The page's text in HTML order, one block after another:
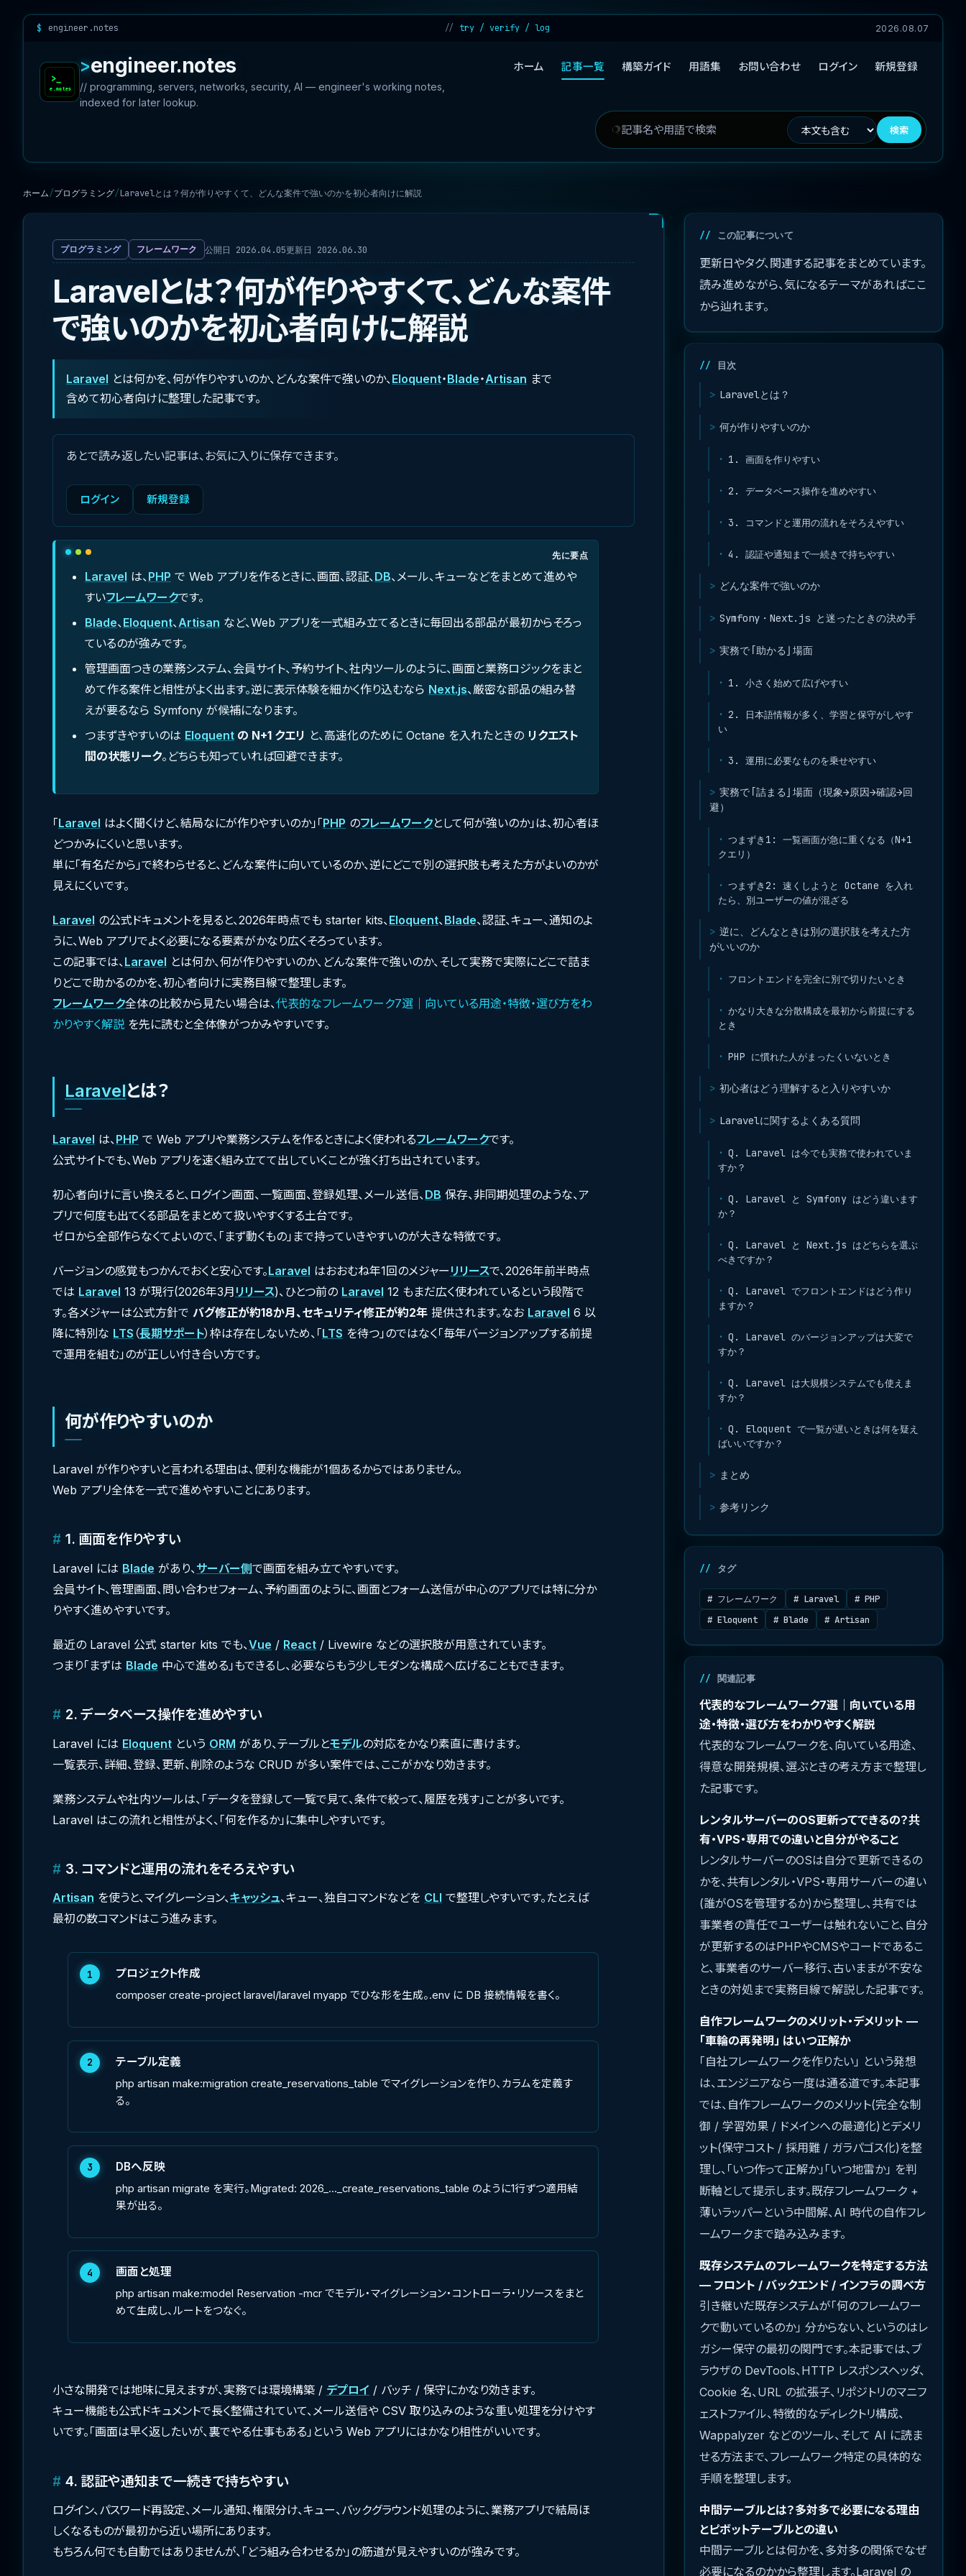
engineer.notes try / verify / log 2026.08.07
engineer.notes
// programming, servers, networks, security, AI — engineer's working notes,
indexed for later lookup.
ホーム 記事一覧 構築ガイド 用語集 お問い合わせ ログイン 新規登録
記
索
検
検索
ホーム プログラミング Laravelとは？何が作りやすくて、どんな案件で強いのかを初心者向けに解説
プログラミング フレームワーク 公開日 2026.04.05更新日 2026.06.30
Laravelとは？何が作りやすくて、どんな案件
で強いのかを初心者向けに解説
Laravel とは何かを、何が作りやすいのか、どんな案件で強いのか、Eloquent・Blade・Artisan まで
含めて初心者向けに整理した記事です。
あとで読み返したい記事は、お気に入りに保存できます。
ログイン 新規登録
先に要点
Laravel は、PHP で Web アプリを作るときに、画面、認証、DB、メール、キューなどをまとめて進めや
すいフレームワークです。
Blade、Eloquent、Artisan など、Web アプリを一式組み立てるときに毎回出る部品が最初からそろっ
ているのが強みです。
管理画面つきの業務システム、会員サイト、予約サイト、社内ツールのように、画面と業務ロジックをまと
めて作る案件と相性がよく出ます。逆に表示体験を細かく作り込むなら Next.js、厳密な部品の組み替
えが要るなら Symfony が候補になります。
つまずきやすいのは Eloquentの N+1 クエリ と、高速化のために Octane を入れたときの リクエスト
間の状態リーク。どちらも知っていれば回避できます。
「Laravel はよく聞くけど、結局なにが作りやすいのか」「PHP のフレームワークとして何が強いのか」は、初心者ほ
どつかみにくいと思います。
単に「有名だから」で終わらせると、どんな案件に向いているのか、逆にどこで別の選択肢も考えた方がよいのかが
見えにくいです。
Laravel の公式ドキュメントを見ると、2026年時点でも starter kits、 Eloquent、 Blade、認証、キュー、通知のよ
うに、Web アプリでよく必要になる要素がかなり広くそろっています。
この記事では、 Laravel とは何か、何が作りやすいのか、どんな案件で強いのか、そして実務で実際にどこで詰ま
りどこで助かるのかを、初心者向けに実務目線で整理します。
フレームワーク全体の比較から見たい場合は、代表的なフレームワーク7選｜向いている用途・特徴・選び方をわ
かりやすく解説 を先に読むと全体像がつかみやすいです。
Laravelとは？
Laravel は、 PHP で Web アプリや業務システムを作るときによく使われるフレームワークです。
公式サイトでも、Web アプリを速く組み立てて出していくことが強く打ち出されています。
初心者向けに言い換えると、ログイン画面、一覧画面、登録処理、メール送信、 DB 保存、非同期処理のような、ア
プリで何度も出てくる部品をまとめて扱いやすくする土台です。
ゼロから全部作らなくてよいので、「まず動くもの」まで持っていきやすいのが大きな特徴です。
バージョンの感覚もつかんでおくと安心です。Laravel はおおむね年1回のメジャー リリースで、2026年前半時点
では Laravel 13 が現行(2026年3月 リリース)、ひとつ前の Laravel 12 もまだ広く使われているという段階で
す。各メジャーは公式方針で バグ修正が約18か月、セキュリティ修正が約2年 提供されます。なお Laravel 6 以
降に特別な LTS （長期サポート）枠は存在しないため、「LTS を待つ」のではなく「毎年バージョンアップする前提
で運用を組む」のが正しい付き合い方です。
何が作りやすいのか
Laravel が作りやすいと言われる理由は、便利な機能が1個あるからではありません。
Web アプリ全体を一式で進めやすいことにあります。
1. 画面を作りやすい
Laravel には Blade があり、 サーバー側で画面を組み立てやすいです。
会員サイト、管理画面、問い合わせフォーム、予約画面のように、画面とフォーム送信が中心のアプリでは特に分か
りやすく進めやすいです。
最近の Laravel 公式 starter kits でも、Vue / React / Livewire などの選択肢が用意されています。
つまり「まずは Blade 中心で進める」もできるし、必要ならもう少しモダンな構成へ広げることもできます。
2. データベース操作を進めやすい
Laravel には Eloquent という ORM があり、テーブルとモデルの対応をかなり素直に書けます。
一覧表示、詳細、登録、更新、削除のような CRUD が多い案件では、ここがかなり効きます。
業務システムや社内ツールは、「データを登録して一覧で見て、条件で絞って、履歴を残す」ことが多いです。
Laravel はこの流れと相性がよく、「何を作るか」に集中しやすいです。
3. コマンドと運用の流れをそろえやすい
Artisan を使うと、マイグレーション、キャッシュ、キュー、独自コマンドなどを CLI で整理しやすいです。たとえば
最初の数コマンドはこう進みます。
1 プロジェクト作成
composer create-project laravel/laravel myapp でひな形を生成。.env に DB 接続情報を書く。
2 テーブル定義
php artisan make:migration create_reservations_table でマイグレーションを作り、カラムを定義す
る。
3 DBへ反映
php artisan migrate を実行。Migrated: 2026_..._create_reservations_table のように1行ずつ適用結
果が出る。
4 画面と処理
php artisan make:model Reservation -mcr でモデル・マイグレーション・コントローラ・リソースをまと
めて生成し、ルートをつなぐ。
小さな開発では地味に見えますが、実務では環境構築 / デプロイ / バッチ / 保守にかなり効きます。
キュー機能も公式ドキュメントで長く整備されていて、メール送信や CSV 取り込みのような重い処理を分けやす
いです。「画面は早く返したいが、裏でやる仕事もある」という Web アプリにはかなり相性がいいです。
4. 認証や通知まで一続きで持ちやすい
ログイン、パスワード再設定、メール通知、権限分け、キュー、バックグラウンド処理のように、業務アプリで結局ほ
しくなるものが最初から近い場所にあります。
もちろん何でも自動ではありませんが、「どう組み合わせるか」の筋道が見えやすいのが強みです。
この記事について
更新日やタグ、関連する記事をまとめています。
読み進めながら、気になるテーマがあればここ
から辿れます。
目次
Laravelとは？
何が作りやすいのか
1. 画面を作りやすい
2. データベース操作を進めやすい
3. コマンドと運用の流れをそろえやすい
4. 認証や通知まで一続きで持ちやすい
どんな案件で強いのか
Symfony・Next.js と迷ったときの決め手
実務で「助かる」場面
1. 小さく始めて広げやすい
2. 日本語情報が多く、学習と保守がしやす
い
3. 運用に必要なものを乗せやすい
実務で「詰まる」場面（現象→原因→確認→回
避）
つまずき1: 一覧画面が急に重くなる（N+1
クエリ）
つまずき2: 速くしようと Octane を入れ
たら、別ユーザーの値が混ざる
逆に、どんなときは別の選択肢を考えた方
がいいのか
フロントエンドを完全に別で切りたいとき
かなり大きな分散構成を最初から前提にする
とき
PHP に慣れた人がまったくいないとき
初心者はどう理解すると入りやすいか
Laravelに関するよくある質問
Q. Laravel は今でも実務で使われていま
すか？
Q. Laravel と Symfony はどう違います
か？
Q. Laravel と Next.js はどちらを選ぶ
べきですか？
Q. Laravel でフロントエンドはどう作り
ますか？
Q. Laravel のバージョンアップは大変で
すか？
Q. Laravel は大規模システムでも使えま
すか？
Q. Eloquent で一覧が遅いときは何を疑え
ばいいですか？
まとめ
参考リンク
タグ
# フレームワーク # Laravel
# PHP
# Eloquent
# Blade # Artisan
関連記事
代表的なフレームワーク7選｜向いている用
途・特徴・選び方をわかりやすく解説
代表的なフレームワークを、向いている用途、
得意な開発規模、選ぶときの考え方まで整理し
た記事です。
レンタルサーバーのOS更新ってできるの？共
有・VPS・専用での違いと自分がやること
レンタルサーバーのOSは自分で更新できるの
かを、共有レンタル・VPS・専用サーバーの違い
(誰がOSを管理するか)から整理し、共有では
事業者の責任でユーザーは触れないこと、自分
が更新するのはPHPやCMSやコードであるこ
と、事業者のサーバー移行、古いままが不安な
ときの対処まで実務目線で解説した記事です。
自作フレームワークのメリット・デメリット —
「車輪の再発明」 はいつ正解か
「自社フレームワークを作りたい」 という発想
は、エンジニアなら一度は通る道です。本記事
では、自作フレームワークのメリット(完全な制
御 / 学習効果 / ドメインへの最適化)とデメリ
ット(保守コスト / 採用難 / ガラパゴス化)を整
理し、「いつ作って正解か」「いつ地雷か」 を判
断軸として提示します。既存フレームワーク +
薄いラッパーという中間解、AI 時代の自作フレ
ームワークまで踏み込みます。
既存システムのフレームワークを特定する方法
— フロント / バックエンド / インフラの調べ方
引き継いだ既存システムが「何のフレームワー
クで動いているのか」 分からない、というのはレ
ガシー保守の最初の関門です。本記事では、ブ
ラウザの DevTools、HTTP レスポンスヘッダ、
Cookie 名、URL の拡張子、リポジトリのマニフ
ェストファイル、特徴的なディレクトリ構成、
Wappalyzer などのツール、そして AI に読ま
せる方法まで、フレームワーク特定の具体的な
手順を整理します。
中間テーブルとは？多対多で必要になる理由
とピボットテーブルとの違い
中間テーブルとは何かを、多対多の関係でなぜ
必要になるのかから整理します。Laravel の